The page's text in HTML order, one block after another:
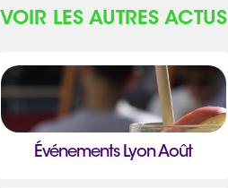
VOIR LES AUTRES ACTUS
Événements Lyon Août